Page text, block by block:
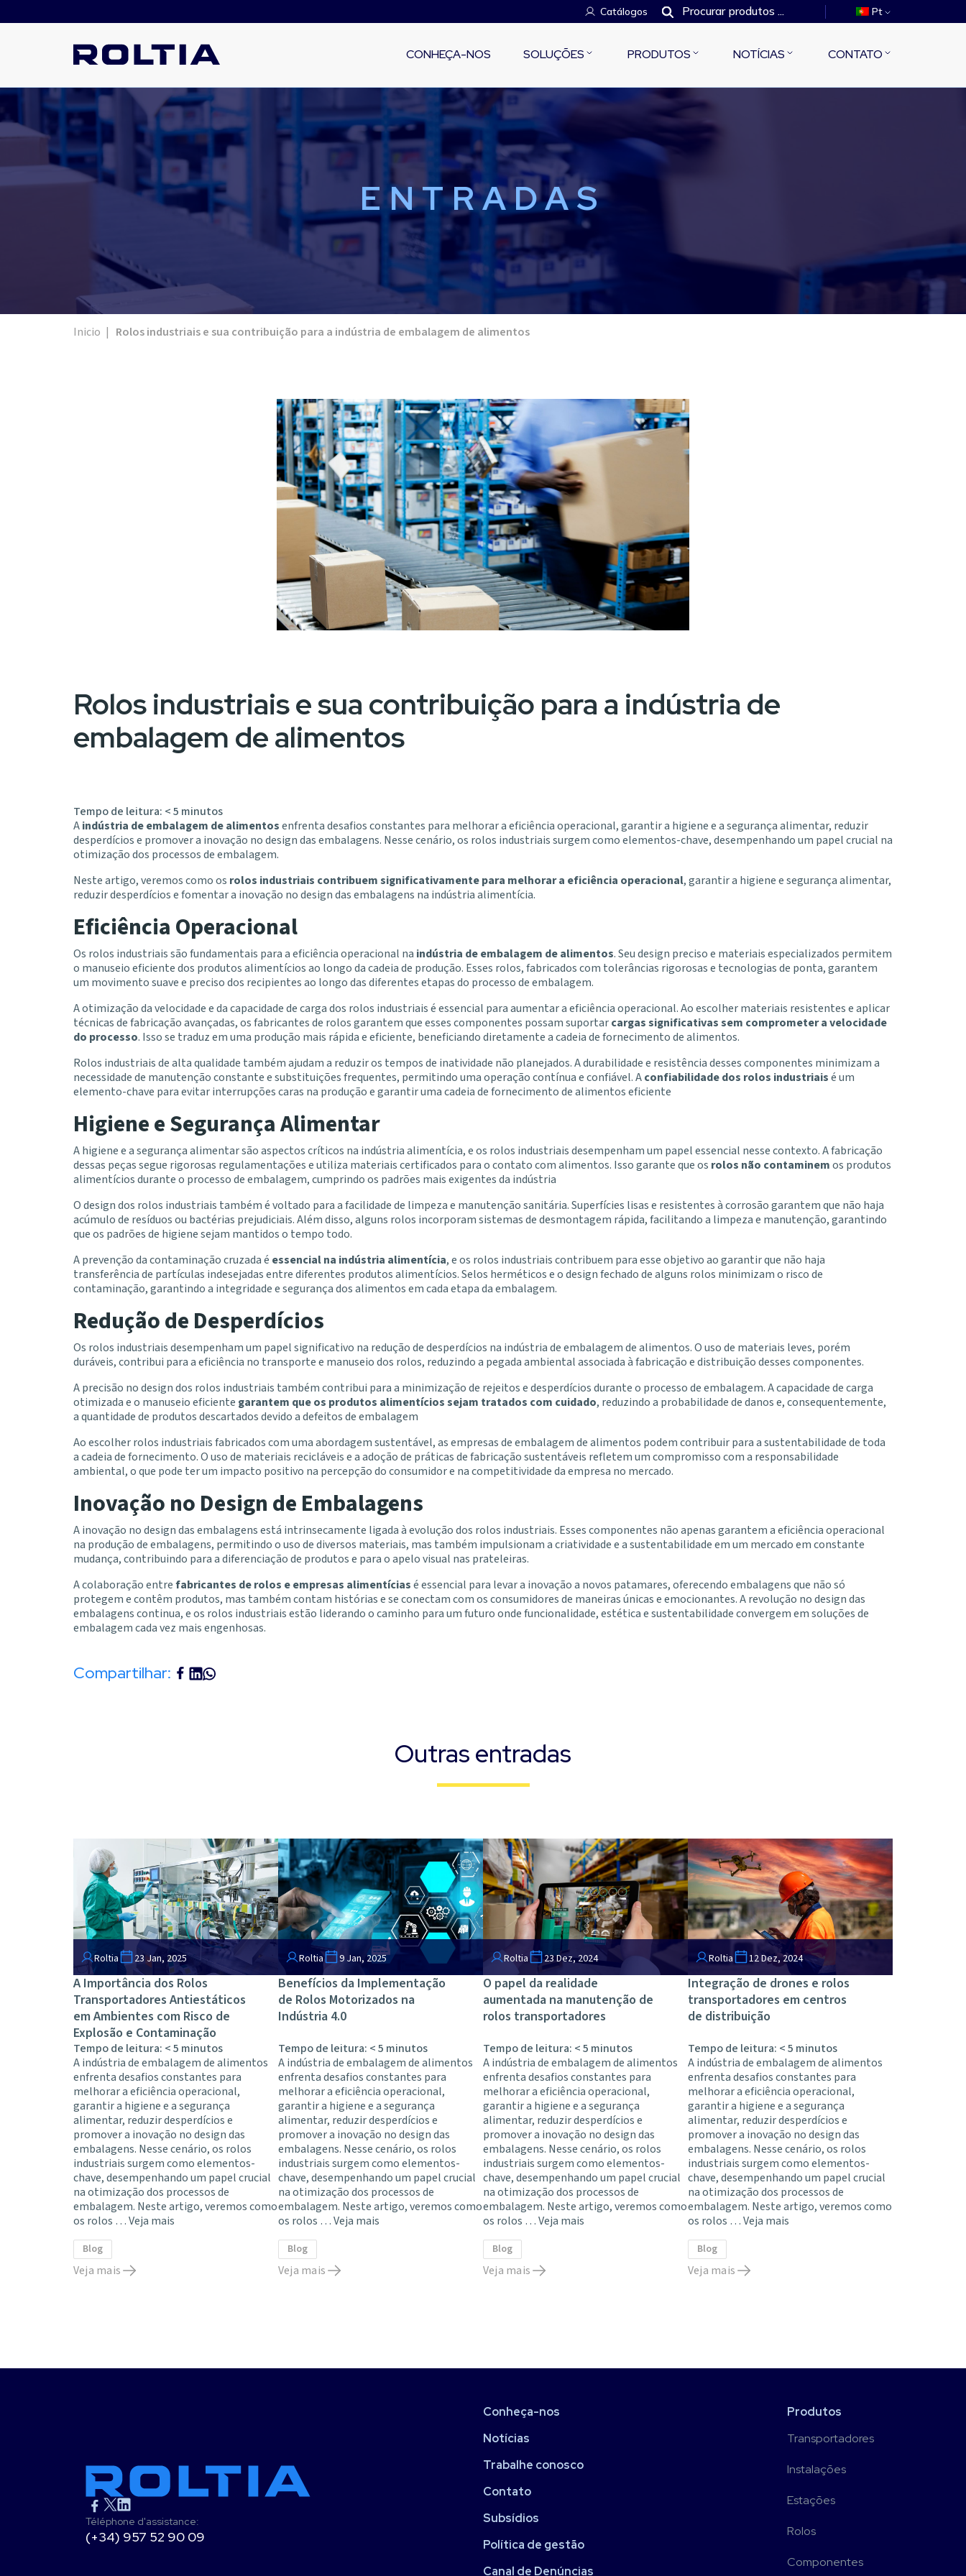
Catálogos Pt
CONHEÇA-NOS SOLUÇÕES PRODUTOS NOTÍCIAS CONTATO
ENTRADAS
Inicio | Rolos industriais e sua contribuição para a indústria de embalagem de alimentos
Rolos industriais e sua contribuição para a indústria de
embalagem de alimentos
Tempo de leitura: < 5 minutos
Aindústria de embalagem de alimentosenfrenta desafios constantes para melhorar a eficiência operacional, garantir a higiene e a segurança alimentar, reduzir
desperdícios e promover a inovação no design das embalagens. Nesse cenário, os rolos industriais surgem como elementos-chave, desempenhando um papel crucial na
otimização dos processos de embalagem.
Neste artigo, veremos como os rolos industriais contribuem significativamente para melhorar a eficiência operacional, garantir a higiene e segurança alimentar,
reduzir desperdícios e fomentar a inovação no design das embalagens na indústria alimentícia.
Eficiência Operacional
Os rolos industriais são fundamentais para a eficiência operacional na indústria de embalagem de alimentos. Seu design preciso e materiais especializados permitem
o manuseio eficiente dos produtos alimentícios ao longo da cadeia de produção. Esses rolos, fabricados com tolerâncias rigorosas e tecnologias de ponta, garantem
um movimento suave e preciso dos recipientes ao longo das diferentes etapas do processo de embalagem.
A otimização da velocidade e da capacidade de carga dos rolos industriais é essencial para aumentar a eficiência operacional. Ao escolher materiais resistentes e aplicar
técnicas de fabricação avançadas, os fabricantes de rolos garantem que esses componentes possam suportarcargas significativas sem comprometer a velocidade
do processo. Isso se traduz em uma produção mais rápida e eficiente, beneficiando diretamente a cadeia de fornecimento de alimentos.
Rolos industriais de alta qualidade também ajudam a reduzir os tempos de inatividade não planejados. A durabilidade e resistência desses componentes minimizam a
necessidade de manutenção constante e substituições frequentes, permitindo uma operação contínua e confiável. Aconfiabilidade dos rolos industriaisé um
elemento-chave para evitar interrupções caras na produção e garantir uma cadeia de fornecimento de alimentos eficiente
Higiene e Segurança Alimentar
A higiene e a segurança alimentar são aspectos críticos na indústria alimentícia, e os rolos industriais desempenham um papel essencial nesse contexto. A fabricação
dessas peças segue rigorosas regulamentações e utiliza materiais certificados para o contato com alimentos. Isso garante que os rolos não contaminemos produtos
alimentícios durante o processo de embalagem, cumprindo os padrões mais exigentes da indústria
O design dos rolos industriais também é voltado para a facilidade de limpeza e manutenção sanitária. Superfícies lisas e resistentes à corrosão garantem que não haja
acúmulo de resíduos ou bactérias prejudiciais. Além disso, alguns rolos incorporam sistemas de desmontagem rápida, facilitando a limpeza e manutenção, garantindo
que os padrões de higiene sejam mantidos o tempo todo.
A prevenção da contaminação cruzada é essencial na indústria alimentícia, e os rolos industriais contribuem para esse objetivo ao garantir que não haja
transferência de partículas indesejadas entre diferentes produtos alimentícios. Selos herméticos e o design fechado de alguns rolos minimizam o risco de
contaminação, garantindo a integridade e segurança dos alimentos em cada etapa da embalagem.
Redução de Desperdícios
Os rolos industriais desempenham um papel significativo na redução de desperdícios na indústria de embalagem de alimentos. O uso de materiais leves, porém
duráveis, contribui para a eficiência no transporte e manuseio dos rolos, reduzindo a pegada ambiental associada à fabricação e distribuição desses componentes.
A precisão no design dos rolos industriais também contribui para a minimização de rejeitos e desperdícios durante o processo de embalagem. A capacidade de carga
otimizada e o manuseio eficiente garantem que os produtos alimentícios sejam tratados com cuidado, reduzindo a probabilidade de danos e, consequentemente,
a quantidade de produtos descartados devido a defeitos de embalagem
Ao escolher rolos industriais fabricados com uma abordagem sustentável, as empresas de embalagem de alimentos podem contribuir para a sustentabilidade de toda
a cadeia de fornecimento. O uso de materiais recicláveis e a adoção de práticas de fabricação sustentáveis refletem um compromisso com a responsabilidade
ambiental, o que pode ter um impacto positivo na percepção do consumidor e na competitividade da empresa no mercado.
Inovação no Design de Embalagens
A inovação no design das embalagens está intrinsecamente ligada à evolução dos rolos industriais. Esses componentes não apenas garantem a eficiência operacional
na produção de embalagens, permitindo o uso de diversos materiais, mas também impulsionam a criatividade e a sustentabilidade em um mercado em constante
mudança, contribuindo para a diferenciação de produtos e para o apelo visual nas prateleiras.
A colaboração entrefabricantes de rolos e empresas alimentíciasé essencial para levar a inovação a novos patamares, oferecendo embalagens que não só
protegem e contêm produtos, mas também contam histórias e se conectam com os consumidores de maneiras únicas e emocionantes. A revolução no design das
embalagens continua, e os rolos industriais estão liderando o caminho para um futuro onde funcionalidade, estética e sustentabilidade convergem em soluções de
embalagem cada vez mais engenhosas.
Compartilhar:
Outras entradas
Roltia 23 Jan, 2025
A Importância dos Rolos
Transportadores Antiestáticos
em Ambientes com Risco de
Explosão e Contaminação
Tempo de leitura: < 5 minutos
A indústria de embalagem de alimentos
enfrenta desafios constantes para
melhorar a eficiência operacional,
garantir a higiene e a segurança
alimentar, reduzir desperdícios e
promover a inovação no design das
embalagens. Nesse cenário, os rolos
industriais surgem como elementos-
chave, desempenhando um papel crucial
na otimização dos processos de
embalagem. Neste artigo, veremos como
os rolos …Veja mais
Blog
Veja mais
Roltia 9 Jan, 2025
Benefícios da Implementação
de Rolos Motorizados na
Indústria 4.0
Tempo de leitura: < 5 minutos
A indústria de embalagem de alimentos
enfrenta desafios constantes para
melhorar a eficiência operacional,
garantir a higiene e a segurança
alimentar, reduzir desperdícios e
promover a inovação no design das
embalagens. Nesse cenário, os rolos
industriais surgem como elementos-
chave, desempenhando um papel crucial
na otimização dos processos de
embalagem. Neste artigo, veremos como
os rolos …Veja mais
Blog
Veja mais
Roltia 23 Dez, 2024
O papel da realidade
aumentada na manutenção de
rolos transportadores
Tempo de leitura: < 5 minutos
A indústria de embalagem de alimentos
enfrenta desafios constantes para
melhorar a eficiência operacional,
garantir a higiene e a segurança
alimentar, reduzir desperdícios e
promover a inovação no design das
embalagens. Nesse cenário, os rolos
industriais surgem como elementos-
chave, desempenhando um papel crucial
na otimização dos processos de
embalagem. Neste artigo, veremos como
os rolos …Veja mais
Blog
Veja mais
Roltia 12 Dez, 2024
Integração de drones e rolos
transportadores em centros
de distribuição
Tempo de leitura: < 5 minutos
A indústria de embalagem de alimentos
enfrenta desafios constantes para
melhorar a eficiência operacional,
garantir a higiene e a segurança
alimentar, reduzir desperdícios e
promover a inovação no design das
embalagens. Nesse cenário, os rolos
industriais surgem como elementos-
chave, desempenhando um papel crucial
na otimização dos processos de
embalagem. Neste artigo, veremos como
os rolos …Veja mais
Blog
Veja mais
Téléphone d'assistance:
(+34) 957 52 90 09
Conheça-nos
Notícias
Trabalhe conosco
Contato
Subsídios
Política de gestão
Canal de Denúncias
Produtos
Transportadores
Instalações
Estações
Rolos
Componentes